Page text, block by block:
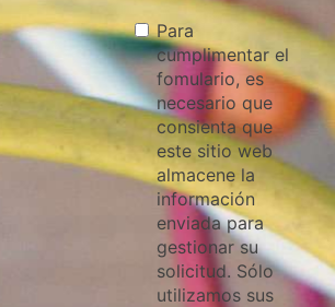
Para
cumplimentar el
fomulario, es
necesario que
consienta que
este sitio web
almacene la
información
enviada para
gestionar su
solicitud. Sólo
utilizamos sus